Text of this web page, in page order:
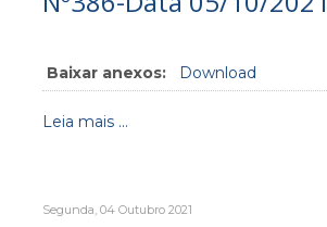
Baixar anexos: Download
Leia mais ...
Segunda, 04 Outubro 2021